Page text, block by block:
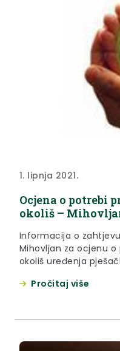
1. lipnja 2021.
Ocjena o potrebi
okoliš –
Informacija o
Mihovljan za ocjenu
okoliš uređenja
Mihovljan
Pročitaj više